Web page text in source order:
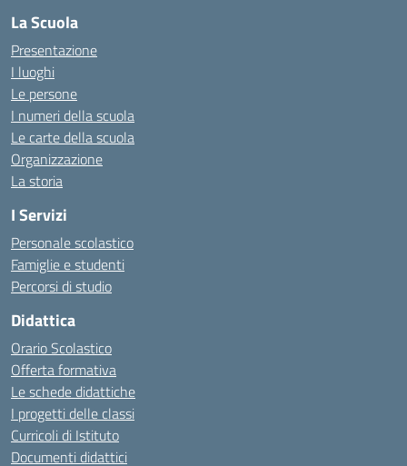
La Scuola
Presentazione
I luoghi
Le persone
I numeri della scuola
Le carte della scuola
Organizzazione
La storia
I Servizi
Personale scolastico
Famiglie e studenti
Percorsi di studio
Didattica
Orario Scolastico
Offerta formativa
Le schede didattiche
I progetti delle classi
Curricoli di Istituto
Documenti didattici